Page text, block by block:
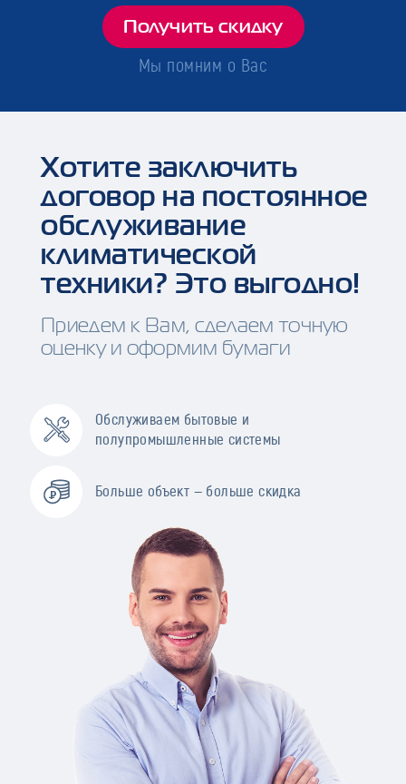
Мы помним о Вас
Получить скидку
Хотите заключить
договор на постоянное
обслуживание
климатической
техники? Это выгодно!
Приедем к Вам, сделаем точную
оценку и оформим бумаги
Обслуживаем бытовые и
полупромышленные системы
Больше объект — больше скидка